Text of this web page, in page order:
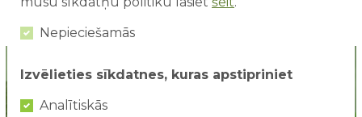
Nepieciešamās
Izvēlieties sīkdatnes, kuras apstipriniet
Analītiskās